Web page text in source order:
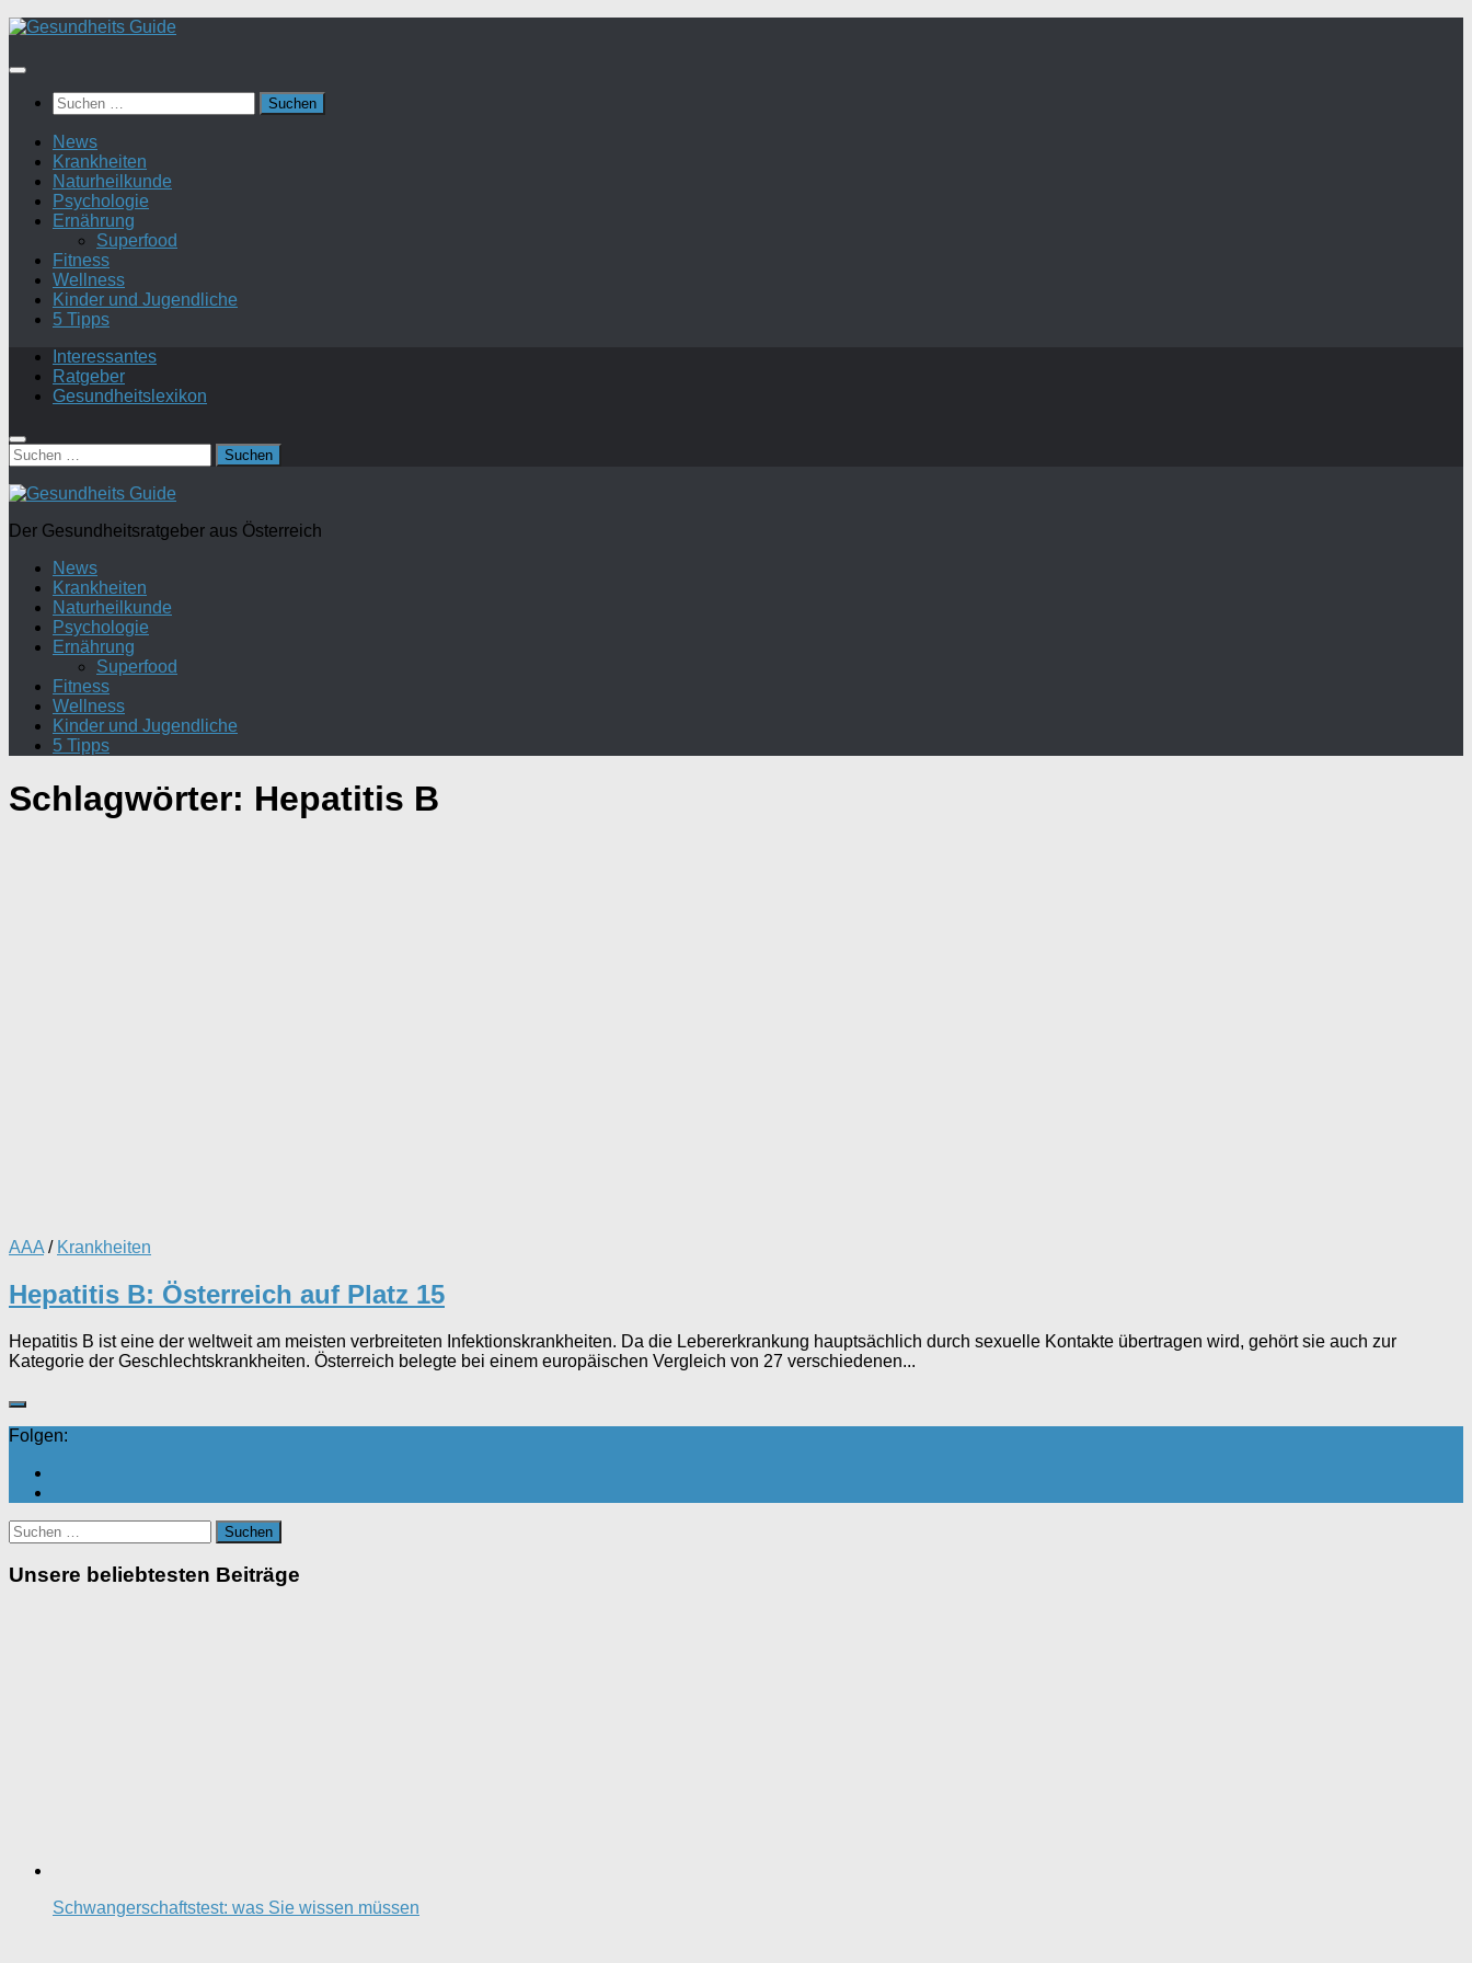
Suchen
nach:
News
Krankheiten
Naturheilkunde
Psychologie
Ernährung
Superfood
Fitness
Wellness
Kinder und Jugendliche
5 Tipps
Interessantes
Ratgeber
Gesundheitslexikon
Suchen
nach:
Der Gesundheitsratgeber aus Österreich
News
Krankheiten
Naturheilkunde
Psychologie
Ernährung
Superfood
Fitness
Wellness
Kinder und Jugendliche
5 Tipps
Schlagwörter: Hepatitis B
AAA / Krankheiten
Hepatitis B: Österreich auf Platz 15
Hepatitis B ist eine der weltweit am meisten verbreiteten Infektionskrankheiten. Da die Lebererkrankung hauptsächlich durch sexuelle Kontakte übertragen wird, gehört sie auch zur
Kategorie der Geschlechtskrankheiten. Österreich belegte bei einem europäischen Vergleich von 27 verschiedenen...
Folgen:
Suchen
nach:
Unsere beliebtesten Beiträge
Schwangerschaftstest: was Sie wissen müssen